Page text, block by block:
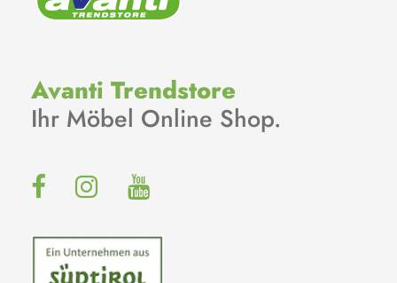
Avanti Trendstore
Ihr Möbel Online Shop.